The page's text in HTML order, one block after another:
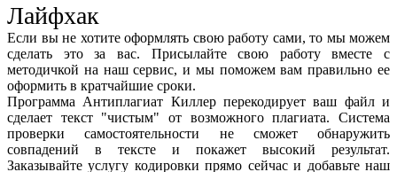
Лайфхак
Если вы не хотите оформлять свою работу сами, то мы можем
сделать это за вас. Присылайте свою работу вместе с
методичкой на наш сервис, и мы поможем вам правильно ее
оформить в кратчайшие сроки.
Программа Антиплагиат Киллер перекодирует ваш файл и
сделает текст "чистым" от возможного плагиата. Система
проверки самостоятельности не сможет обнаружить
совпадений в тексте и покажет высокий результат.
Заказывайте услугу кодировки прямо сейчас и добавьте наш